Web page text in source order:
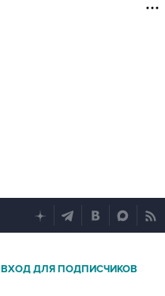
ВХОД ДЛЯ ПОДПИСЧИКОВ